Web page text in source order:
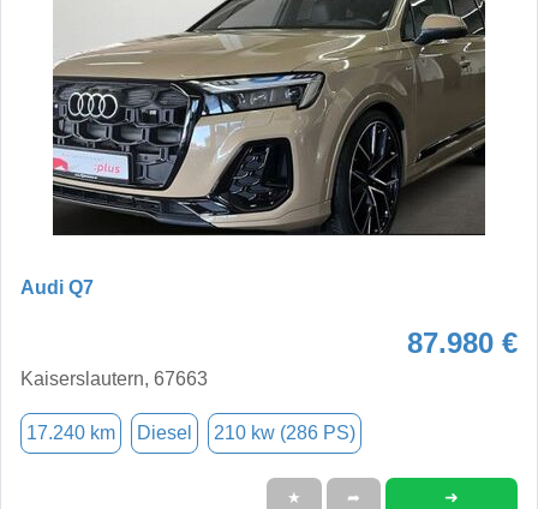
Audi Q7
87.980 €
Kaiserslautern, 67663
17.240 km Diesel 210 kw (286 PS)
★ ➦ ➜